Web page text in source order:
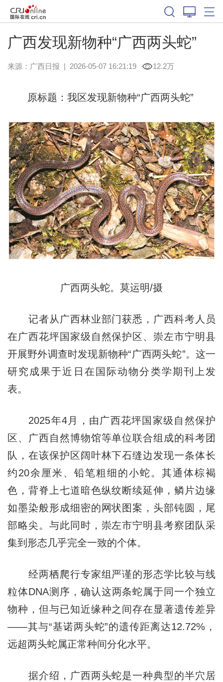
广西发现新物种“广西两头蛇”
来源： 广西日报 | 2026-05-07 16:21:19 12.2万
原标题：我区发现新物种“广西两头蛇”
广西两头蛇。莫运明/摄
记者从广西林业部门获悉，广西科考人员
在广西花坪国家级自然保护区、崇左市宁明县
开展野外调查时发现新物种“广西两头蛇”。这一
研究成果于近日在国际动物分类学期刊上发
表。
2025年4月，由广西花坪国家级自然保护
区、广西自然博物馆等单位联合组成的科考团
队，在该保护区阔叶林下石缝边发现一条体长
约20余厘米、铅笔粗细的小蛇。其通体棕褐
色，背脊上七道暗色纵纹断续延伸，鳞片边缘
如墨染般形成细密的网状图案，头部钝圆，尾
部略尖。与此同时，崇左市宁明县考察团队采
集到形态几乎完全一致的个体。
经两栖爬行专家组严谨的形态学比较与线
粒体DNA测序，确认这两条蛇属于同一个独立
物种，但与已知近缘种之间存在显著遗传差异
——其与“基诺两头蛇”的遗传距离达12.72%，
远超两头蛇属正常种间分化水平。
据介绍，广西两头蛇是一种典型的半穴居